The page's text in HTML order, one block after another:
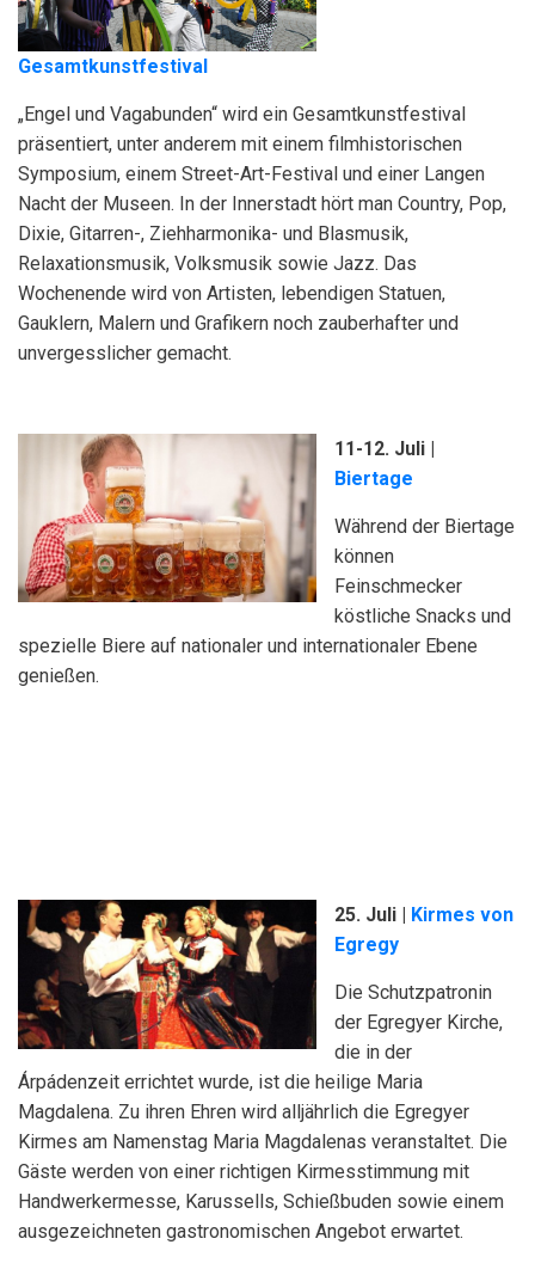
Gesamtkunstfestival
„Engel und Vagabunden“ wird ein Gesamtkunstfestival
präsentiert, unter anderem mit einem filmhistorischen
Symposium, einem Street-Art-Festival und einer Langen
Nacht der Museen. In der Innerstadt hört man Country, Pop,
Dixie, Gitarren-, Ziehharmonika- und Blasmusik,
Relaxationsmusik, Volksmusik sowie Jazz. Das
Wochenende wird von Artisten, lebendigen Statuen,
Gauklern, Malern und Grafikern noch zauberhafter und
unvergesslicher gemacht.
11-12. Juli |
Biertage
Während der Biertage
können
Feinschmecker
köstliche Snacks und
spezielle Biere auf nationaler und internationaler Ebene
genießen.
25. Juli | Kirmes von
Egregy
Die Schutzpatronin
der Egregyer Kirche,
die in der
Árpádenzeit errichtet wurde, ist die heilige Maria
Magdalena. Zu ihren Ehren wird alljährlich die Egregyer
Kirmes am Namenstag Maria Magdalenas veranstaltet. Die
Gäste werden von einer richtigen Kirmesstimmung mit
Handwerkermesse, Karussells, Schießbuden sowie einem
ausgezeichneten gastronomischen Angebot erwartet.